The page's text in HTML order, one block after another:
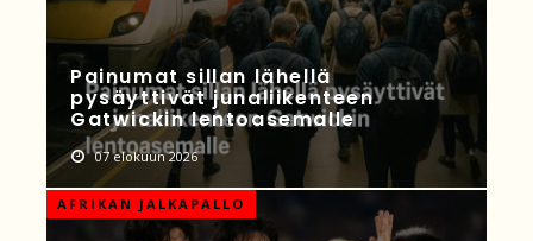
Painumat sillan lähellä
pysäyttivät junaliikenteen
Gatwickin lentoasemalle
07 elokuun 2026
AFRIKAN JALKAPALLO